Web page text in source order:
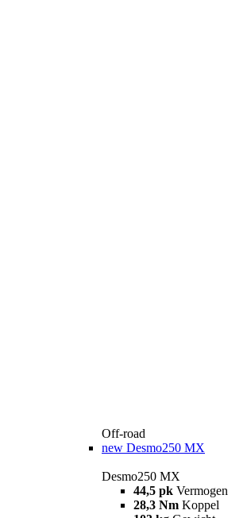
Off-road
new Desmo250 MX
Desmo250 MX
44,5 pk Vermogen
28,3 Nm Koppel